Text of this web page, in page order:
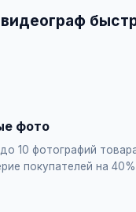
фото
10 фотографий
покупателей на